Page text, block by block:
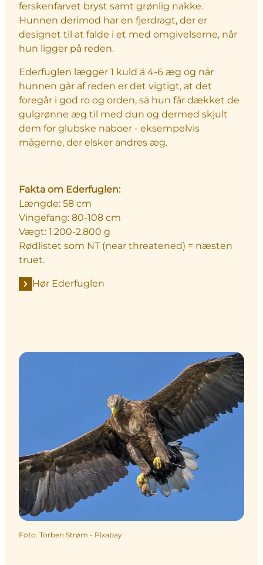
ferskenfarvet bryst samt grønlig nakke.
Hunnen derimod har en fjerdragt, der er
designet til at falde i et med omgivelserne, når
hun ligger på reden.
Ederfuglen lægger 1 kuld á 4-6 æg og når
hunnen går af reden er det vigtigt, at det
foregår i god ro og orden, så hun får dækket de
gulgrønne æg til med dun og dermed skjult
dem for glubske naboer - eksempelvis
mågerne, der elsker andres æg.
Fakta om Ederfuglen:
Længde: 58 cm
Vingefang: 80-108 cm
Vægt: 1.200-2.800 g
Rødlistet som NT (near threatened) = næsten
truet.
Hør Ederfuglen
Foto: Torben Strøm - Pixabay